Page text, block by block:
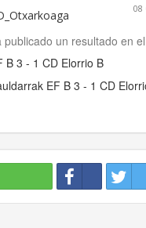
08
publicado un resultado en el
B 3 - 1 CD Elorrio B
EF B 3 - 1 CD